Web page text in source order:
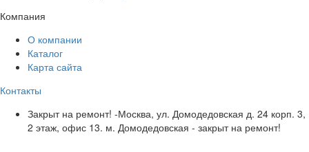
Компания
О компании
Каталог
Карта сайта
Контакты
Закрыт на ремонт! -Москва, ул. Домодедовская д. 24 корп. 3,
2 этаж, офис 13. м. Домодедовская - закрыт на ремонт!